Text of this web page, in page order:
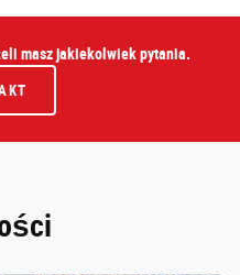
masz jakiekolwiek pytania.